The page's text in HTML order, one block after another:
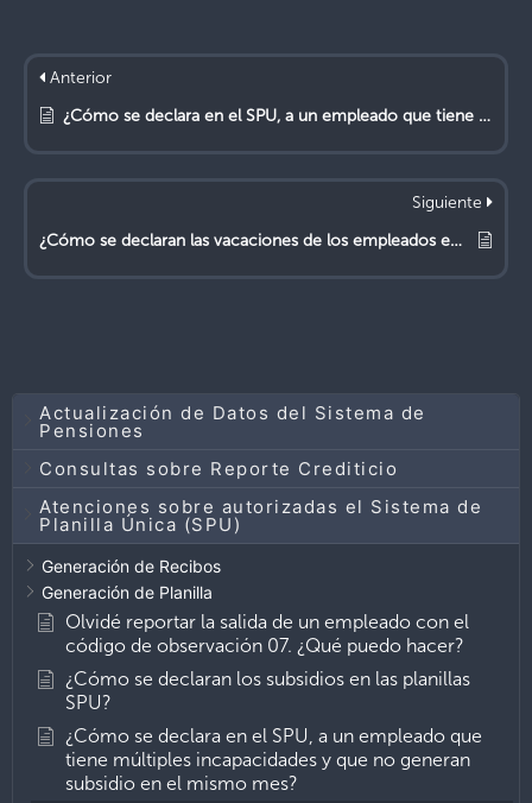
Actualización de Datos del Sistema de
Pensiones
Consultas sobre Reporte Crediticio
Atenciones sobre autorizadas el Sistema de
Planilla Única (SPU)
Generación de Recibos
Generación de Planilla
Olvidé reportar la salida de un empleado con el
código de observación 07. ¿Qué puedo hacer?
¿Cómo se declaran los subsidios en las planillas
SPU?
¿Cómo se declara en el SPU, a un empleado que
tiene múltiples incapacidades y que no generan
subsidio en el mismo mes?
Anterior
¿Cómo se declara en el SPU, a un empleado que tiene múltiples incapacidades y que no generan subsidio en el mismo mes?
Siguiente
¿Cómo se declaran las vacaciones de los empleados en SPU?